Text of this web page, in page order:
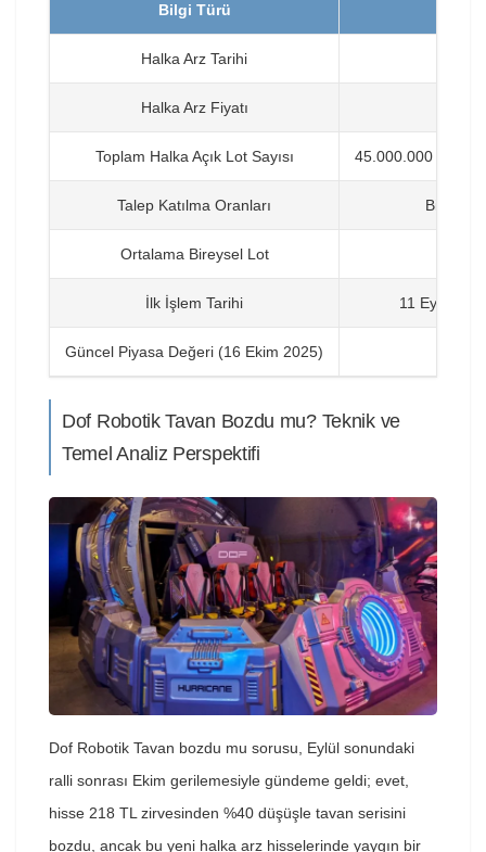
Bilgi Türü
Halka Arz Tarihi
Halka Arz Fiyatı
Toplam Halka Açık Lot Sayısı 45.000.000 lot
Talep Katılma Oranları
Ortalama Bireysel Lot
İlk İşlem Tarihi 11 Eylül
Güncel Piyasa Değeri (16 Ekim 2025)
Dof Robotik Tavan Bozdu mu? Teknik ve
Temel Analiz Perspektifi
Dof Robotik Tavan bozdu mu sorusu, Eylül sonundaki
ralli sonrası Ekim gerilemesiyle gündeme geldi; evet,
hisse 218 TL zirvesinden %40 düşüşle tavan serisini
bozdu, ancak bu yeni halka arz hisselerinde yaygın bir